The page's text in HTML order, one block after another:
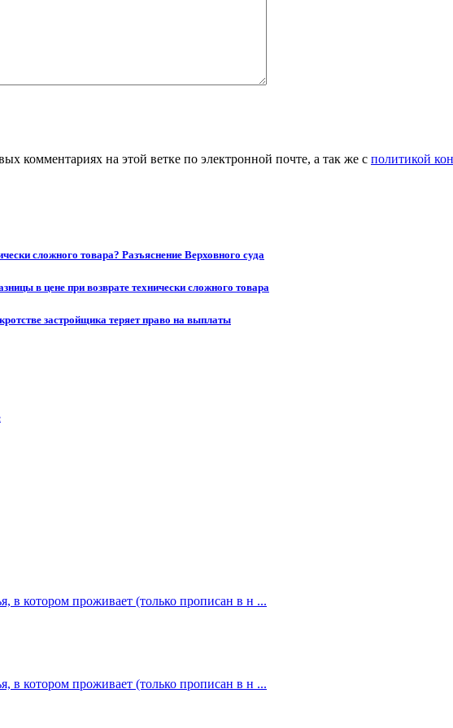
комментариях на этой ветке по электронной почте, а так же с политикой
сложного товара? Разъяснение Верховного суда
в цене при возврате технически сложного товара
застройщика теряет право на выплаты
в котором проживает (только прописан в н ...
в котором проживает (только прописан в н ...